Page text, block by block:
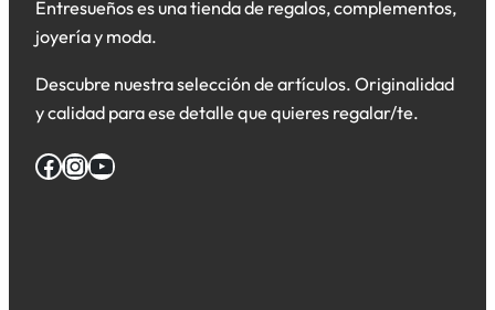
Entresueños es una tienda de regalos, complementos,
joyería y moda.
Descubre nuestra selección de artículos. Originalidad
y calidad para ese detalle que quieres regalar/te.
Facebook InstagramYouTube